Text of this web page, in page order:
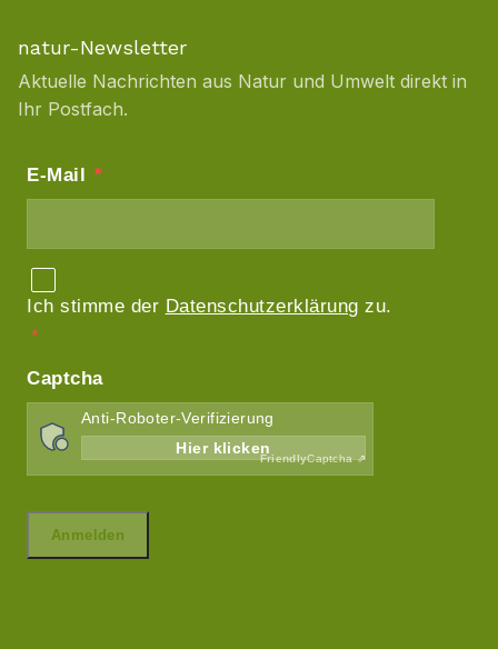
natur-Newsletter
Aktuelle Nachrichten aus Natur und Umwelt direkt in
Ihr Postfach.